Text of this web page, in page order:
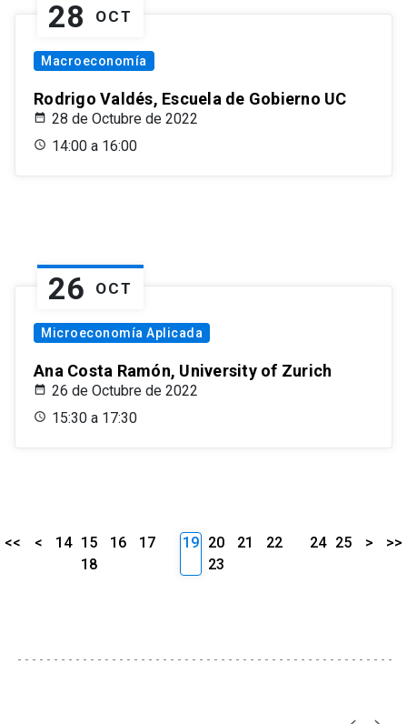
28 OCT
Macroeconomía
Rodrigo Valdés, Escuela de Gobierno UC
28 de Octubre de 2022
14:00 a 16:00
26 OCT
Microeconomía Aplicada
Ana Costa Ramón, University of Zurich
26 de Octubre de 2022
15:30 a 17:30
<< < 14 15 16
17
18
19 20 21
22
23
24 25 > >>